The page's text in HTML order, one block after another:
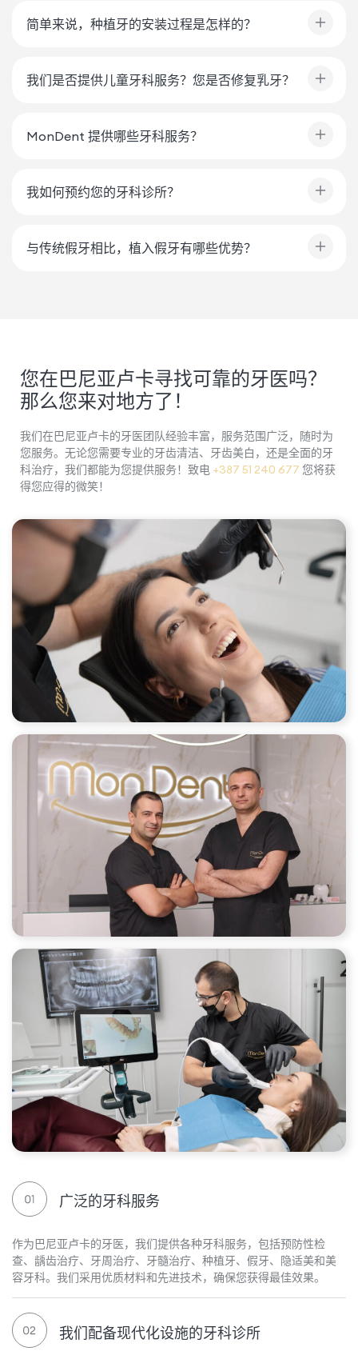
简单来说，种植牙的安装过程是怎样的？
我们是否提供儿童牙科服务？您是否修复乳牙？
MonDent 提供哪些牙科服务？
我如何预约您的牙科诊所？
与传统假牙相比，植入假牙有哪些优势？
您在巴尼亚卢卡寻找可靠的牙医吗？
那么您来对地方了！
我们在巴尼亚卢卡的牙医团队经验丰富，服务范围广泛，随时为
您服务。无论您需要专业的牙齿清洁、牙齿美白，还是全面的牙
科治疗，我们都能为您提供服务！致电 +387 51 240 677 您将获
得您应得的微笑！
广泛的牙科服务
作为巴尼亚卢卡的牙医，我们提供各种牙科服务，包括预防性检
查、龋齿治疗、牙周治疗、牙髓治疗、种植牙、假牙、隐适美和美
容牙科。我们采用优质材料和先进技术，确保您获得最佳效果。
我们配备现代化设施的牙科诊所